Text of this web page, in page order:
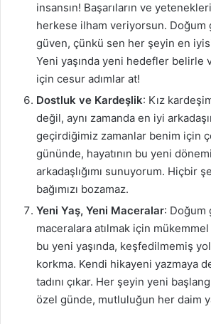
insansın! Başarıların ve
herkese ilham veriyorsun. Doğum
güven, çünkü sen her şeyin en
Yeni yaşında yeni hedefler belirle
için cesur adımlar at!
Dostluk ve Kardeşlik: Kız
değil, aynı zamanda en iyi
geçirdiğimiz zamanlar benim için
gününde, hayatının bu yeni
arkadaşlığımı sunuyorum. Hiçbir
bağımızı bozamaz.
Yeni Yaş, Yeni Maceralar: Doğum
maceralara atılmak için mükemmel
bu yeni yaşında, keşfedilmemiş
korkma. Kendi hikayeni yazmaya
tadını çıkar. Her şeyin yeni
özel günde, mutluluğun her daim